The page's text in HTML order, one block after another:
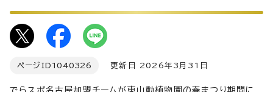
ページID 1040326 更新日 2026年3月31日
でらスポ名古屋加盟チームが東山動植物園の春まつり期間に